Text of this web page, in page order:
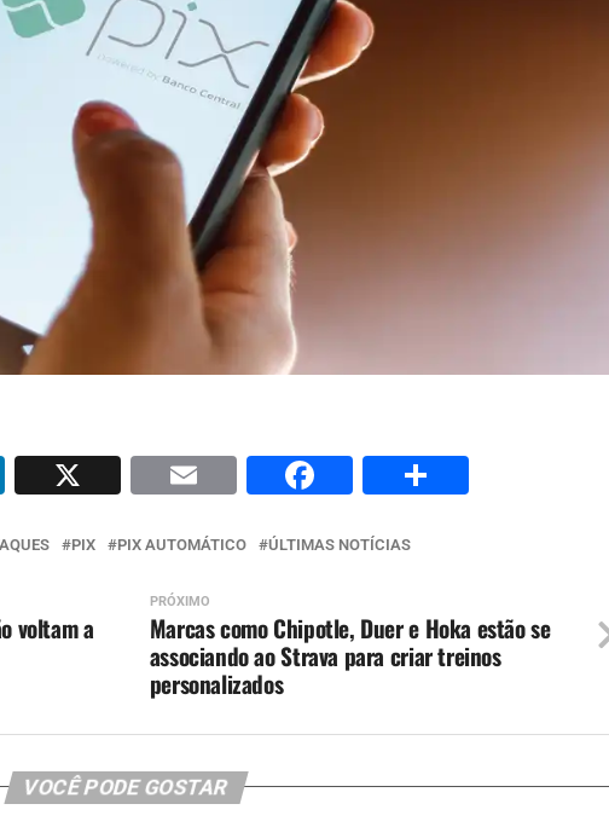
LinkedIn
X Email Facebook
PIX PIX AUTOMÁTICO ÚLTIMAS NOTÍCIAS
PRÓXIMO
Marcas como Chipotle, Duer e Hoka estão se
associando ao Strava para criar treinos
personalizados
voltam a
VOCÊ PODE GOSTAR